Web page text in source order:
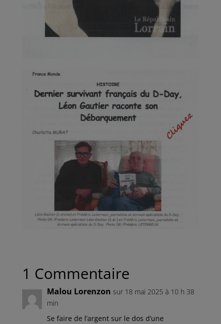
1 Commentaire
Malou Lorenzon sur 18 mai 2025 à 10 h 38
min
Se faire de l’argent sur le dos d’une